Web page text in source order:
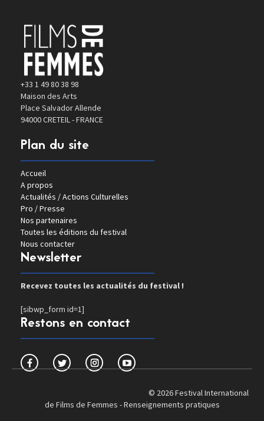
+33 1 49 80 38 98
Maison des Arts
Place Salvador Allende
94000 CRETEIL - FRANCE
Plan du site
Accueil
A propos
Actualités / Actions Culturelles
Pro / Presse
Nos partenaires
Toutes les éditions du festival
Nous contacter
Newsletter
Recevez toutes les actualités du festival !
[sibwp_form id=1]
Restons en contact
© 2026 Festival International
de Films de Femmes -Renseignements pratiques